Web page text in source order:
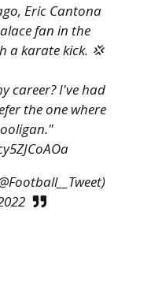
Eric Cantona
fan in the
a karate kick. 💢
career? I've had
the one where